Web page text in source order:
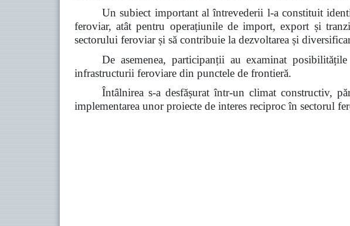
Un subiect important al întrevederii l-a constituit
feroviar, atât pentru operațiunile de import, export și
sectorului feroviar și să contribuie la dezvoltarea și
De asemenea, participanții au examinat
infrastructurii feroviare din punctele de frontieră.
Întâlnirea s-a desfășurat într-un climat constructiv,
implementarea unor proiecte de interes reciproc în sectorul